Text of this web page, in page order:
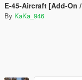
E-45-Aircraft [Add-On / FiveM]
By KaKa_946